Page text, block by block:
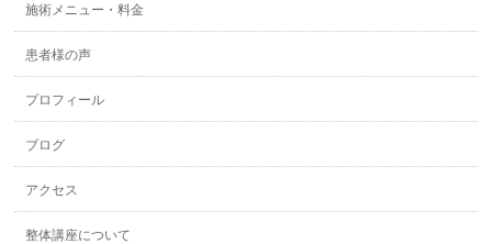
施術メニュー・料金
患者様の声
プロフィール
ブログ
アクセス
整体講座について